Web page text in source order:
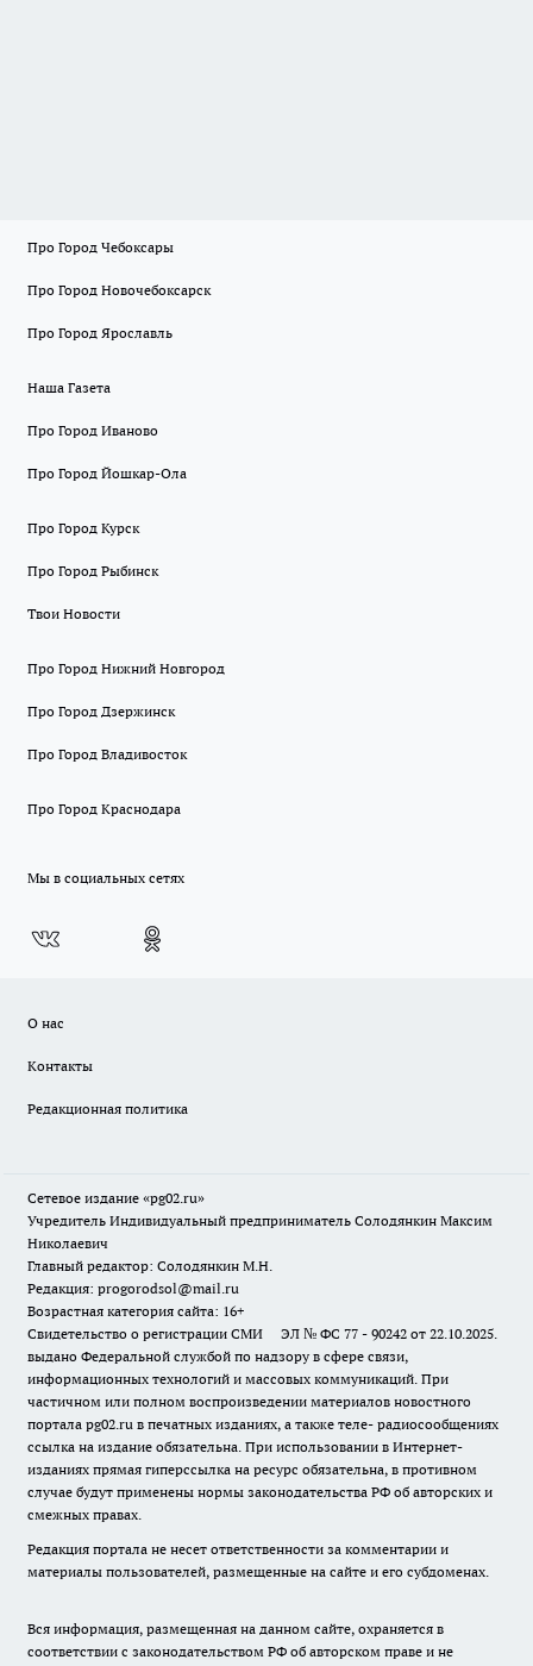
Про Город Чебоксары
Про Город Новочебоксарск
Про Город Ярославль
Наша Газета
Про Город Иваново
Про Город Йошкар-Ола
Про Город Курск
Про Город Рыбинск
Твои Новости
Про Город Нижний Новгород
Про Город Дзержинск
Про Город Владивосток
Про Город Краснодара
Мы в социальных сетях
О нас
Контакты
Редакционная политика
Сетевое издание «pg02.ru»
Учредитель Индивидуальный предприниматель Солодянкин Максим
Николаевич
Главный редактор: Солодянкин М.Н.
Редакция: progorodsol@mail.ru
Возрастная категория сайта: 16+
Свидетельство о регистрации СМИ ЭЛ № ФС 77 - 90242 от 22.10.2025.
выдано Федеральной службой по надзору в сфере связи,
информационных технологий и массовых коммуникаций. При
частичном или полном воспроизведении материалов новостного
портала pg02.ru в печатных изданиях, а также теле- радиосообщениях
ссылка на издание обязательна. При использовании в Интернет-
изданиях прямая гиперссылка на ресурс обязательна, в противном
случае будут применены нормы законодательства РФ об авторских и
смежных правах.
Редакция портала не несет ответственности за комментарии и
материалы пользователей, размещенные на сайте и его субдоменах.
Вся информация, размещенная на данном сайте, охраняется в
соответствии с законодательством РФ об авторском праве и не